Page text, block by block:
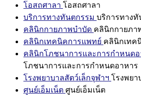
โอสถศาลา โอสถศาลา
บริการทางทันตกรรม บริการทางทั
คลินิกกายภาพบำบัด คลินิกกายภา
คลินิกเทคนิคการแพทย์ คลินิกเทค
คลินิกโภชนาการและการกำหนดอ
โภชนาการและการกำหนดอาหาร
โรงพยาบาลสัตว์เล็กจุฬาฯ โรงพยา
ศูนย์เอ็มเน็ต ศูนย์เอ็มเน็ต